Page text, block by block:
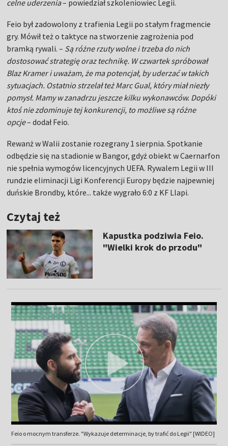
celne uderzenia– powiedział szkoleniowiec Legii.
Feio był zadowolony z trafienia Legii po stałym fragmencie
gry. Mówił też o taktyce na stworzenie zagrożenia pod
bramką rywali. – Są różne rzuty wolne i trzeba do nich
dostosować strategię oraz technikę. W czwartek spróbował
Blaz Kramer i uważam, że ma potencjał, by uderzać w takich
sytuacjach. Ostatnio strzelał też Marc Gual, który miał niezły
pomysł. Mamy w zanadrzu jeszcze kilku wykonawców. Dopóki
ktoś nie zdominuje tej konkurencji, to możliwe są różne
opcje– dodał Feio.
Rewanż w Walii zostanie rozegrany 1 sierpnia. Spotkanie
odbędzie się na stadionie w Bangor, gdyż obiekt w Caernarfon
nie spełnia wymogów licencyjnych UEFA. Rywalem Legii w III
rundzie eliminacji Ligi Konferencji Europy będzie najpewniej
duńskie Brondby, które... także wygrało 6:0 z KF Llapi.
Czytaj też
Kapustka podziwia Feio.
"Wielki krok do przodu"
Feio o mocnym transferze. "Wykazuje determinacje, by trafić do Legii" [WIDEO]